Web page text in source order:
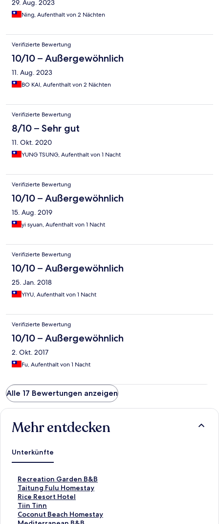
29. Aug. 2023
Ning, Aufenthalt von 2 Nächten
Verifizierte Bewertung
10/10 – Außergewöhnlich
11. Aug. 2023
BO KAI, Aufenthalt von 2 Nächten
Verifizierte Bewertung
8/10 – Sehr gut
11. Okt. 2020
YUNG TSUNG, Aufenthalt von 1 Nacht
Verifizierte Bewertung
10/10 – Außergewöhnlich
15. Aug. 2019
yi syuan, Aufenthalt von 1 Nacht
Verifizierte Bewertung
10/10 – Außergewöhnlich
25. Jan. 2018
YIYU, Aufenthalt von 1 Nacht
Verifizierte Bewertung
10/10 – Außergewöhnlich
2. Okt. 2017
Fu, Aufenthalt von 1 Nacht
Alle 17 Bewertungen anzeigen
Mehr entdecken
Unterkünfte
Recreation Garden B&B
L
i
n
k
,
Taitung Fulu Homestay
L
i
n
k
Rice Resort Hotel
L
i
n
Tiin Tinn
L
iCoconut Beach Homestay
L